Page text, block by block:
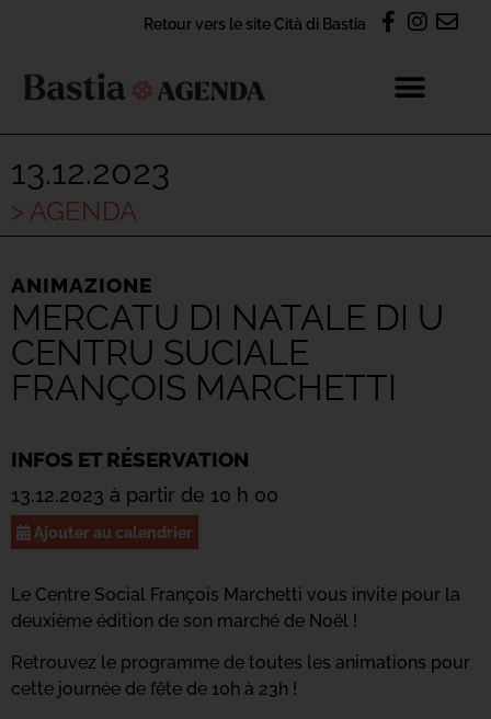
Retour vers le site Cità di Bastia
13.12.2023
> AGENDA
ANIMAZIONE
MERCATU DI NATALE DI U
CENTRU SUCIALE
FRANÇOIS MARCHETTI
INFOS ET RÉSERVATION
13.12.2023 à partir de 10 h 00
Ajouter au calendrier
Le Centre Social François Marchetti vous invite pour la
deuxième édition de son marché de Noël !
Retrouvez le programme de toutes les animations pour
cette journée de fête de 10h à 23h !